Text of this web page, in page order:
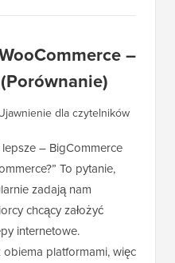
–
dla czytelników
lepsze – BigCommerce
To pytanie,
zadają nam
chcący założyć
internetowe.
platformami, więc